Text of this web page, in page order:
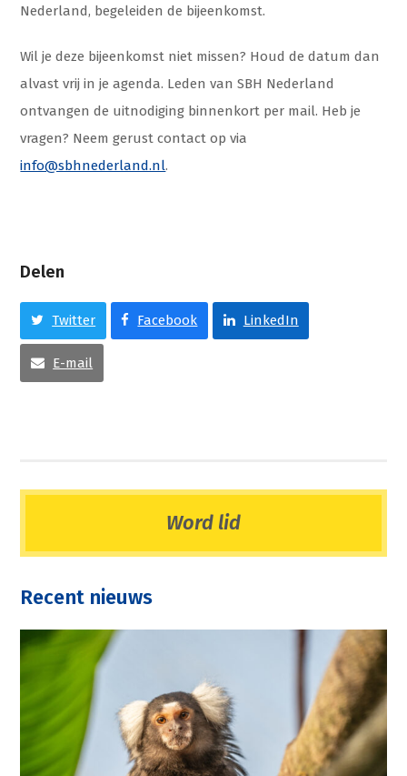
Nederland, begeleiden de bijeenkomst.
Wil je deze bijeenkomst niet missen? Houd de datum dan
alvast vrij in je agenda. Leden van SBH Nederland
ontvangen de uitnodiging binnenkort per mail. Heb je
vragen? Neem gerust contact op via
info@sbhnederland.nl.
Delen
Twitter Facebook LinkedIn
E-mail
Word lid
Recent nieuws